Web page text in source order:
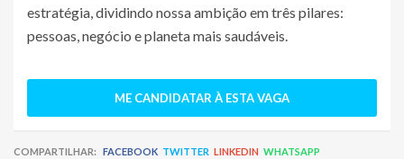
estratégia, dividindo nossa ambição em três pilares:
pessoas, negócio e planeta mais saudáveis.
ME CANDIDATAR À ESTA VAGA
COMPARTILHAR: FACEBOOK TWITTER LINKEDIN WHATSAPP